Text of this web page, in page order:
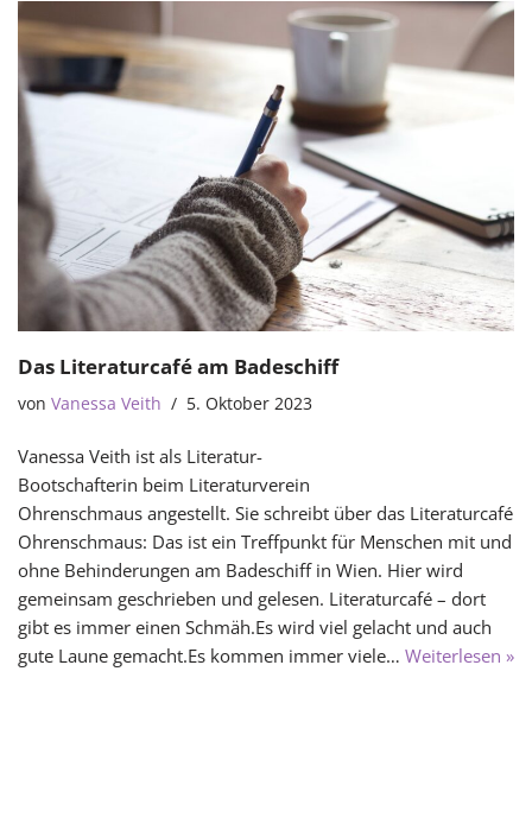
Das Literaturcafé am Badeschiff
von Vanessa Veith 5. Oktober 2023
Vanessa Veith ist als Literatur-
Bootschafterin beim Literaturverein
Ohrenschmaus angestellt. Sie schreibt über das Literaturcafé
Ohrenschmaus: Das ist ein Treffpunkt für Menschen mit und
ohne Behinderungen am Badeschiff in Wien. Hier wird
gemeinsam geschrieben und gelesen. Literaturcafé – dort
gibt es immer einen Schmäh.Es wird viel gelacht und auch
gute Laune gemacht.Es kommen immer viele… Weiterlesen »